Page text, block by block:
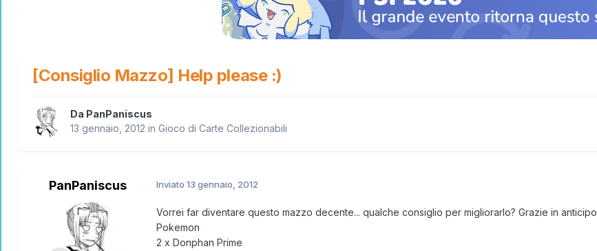
[Consiglio Mazzo] Help please :)
Da PanPaniscus
13 gennaio, 2012 in Gioco di Carte Collezionabili
PanPaniscus Inviato 13 gennaio, 2012
Vorrei far diventare questo mazzo decente... qualche consiglio per migliorarlo? Grazie in anticipo
Pokemon
2 x Donphan Prime